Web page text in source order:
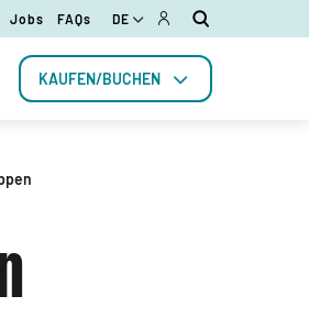
Jobs FAQs DE
KAUFEN/BUCHEN